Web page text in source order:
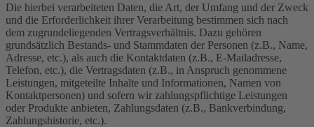
Die hierbei verarbeiteten Daten, die Art, der Umfang und der Zweck
und die Erforderlichkeit ihrer Verarbeitung bestimmen sich nach
dem zugrundeliegenden Vertragsverhältnis. Dazu gehören
grundsätzlich Bestands- und Stammdaten der Personen (z.B., Name,
Adresse, etc.), als auch die Kontaktdaten (z.B., E-Mailadresse,
Telefon, etc.), die Vertragsdaten (z.B., in Anspruch genommene
Leistungen, mitgeteilte Inhalte und Informationen, Namen von
Kontaktpersonen) und sofern wir zahlungspflichtige Leistungen
oder Produkte anbieten, Zahlungsdaten (z.B., Bankverbindung,
Zahlungshistorie, etc.).